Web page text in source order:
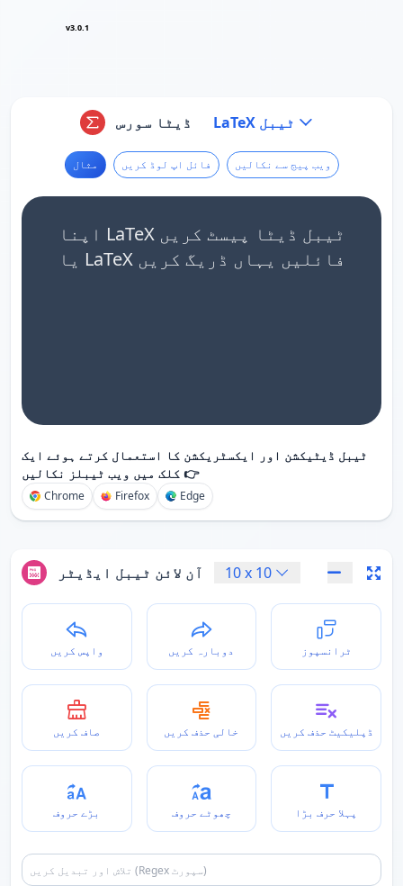
v3.0.1
ڈیٹا سورس LaTeX ٹیبل
مثال فائل اپ لوڈ کریں ویب پیج سے نکالیں
اپنا LaTeX ٹیبل ڈیٹا پیسٹ کریں
یا LaTeX فائلیں یہاں ڈریگ کریں
ٹیبل ڈیٹیکشن اور ایکسٹریکشن کا استعمال کرتے ہوئے ایک
کلک میں ویب ٹیبلز نکالیں 👉
Chrome Firefox Edge
آن لائن ٹیبل ایڈیٹر 10x 10
واپس کریں دوبارہ کریں ٹرانسپوز
صاف کریں خالی حذف کریں ڈپلیکیٹ حذف کریں
بڑے حروف چھوٹے حروف پہلا حرف بڑا